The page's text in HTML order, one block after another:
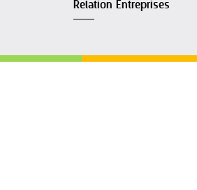
Relation Entreprises